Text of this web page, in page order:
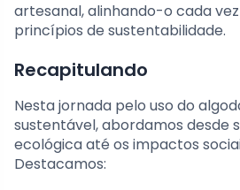
artesanal, alinhando-o cada
princípios de sustentabilidade.
Recapitulando
Nesta jornada pelo uso do
sustentável, abordamos desde
ecológica até os impactos
Destacamos: